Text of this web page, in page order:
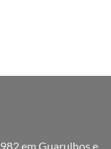
em Guarulhos e